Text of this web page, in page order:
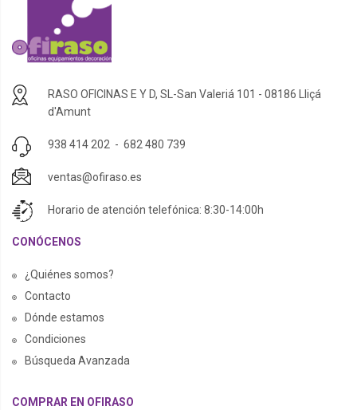
RASO OFICINAS E Y D, SL-San Valeriá 101 - 08186 Lliçá
d'Amunt
938 414 202 - 682 480 739
ventas@ofiraso.es
Horario de atención telefónica: 8:30-14:00h
CONÓCENOS
¿Quiénes somos?
Contacto
Dónde estamos
Condiciones
Búsqueda Avanzada
COMPRAR EN OFIRASO